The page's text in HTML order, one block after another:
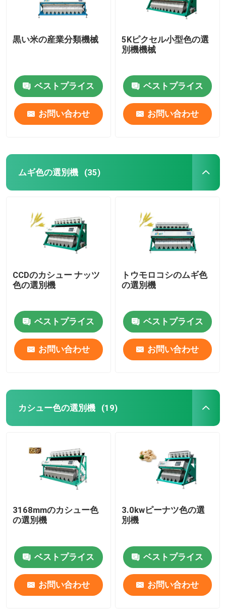
黒い米の産業分類機械
ベストプライス
お問い合わせ
5Kピクセル小型色の選
別機機械
ベストプライス
お問い合わせ
ムギ色の選別機 (35)
CCDのカシュー ナッツ
色の選別機
ベストプライス
お問い合わせ
トウモロコシのムギ色
の選別機
ベストプライス
お問い合わせ
カシュー色の選別機 (19)
3168mmのカシュー色
の選別機
ベストプライス
お問い合わせ
3.0kwピーナツ色の選
別機
ベストプライス
お問い合わせ